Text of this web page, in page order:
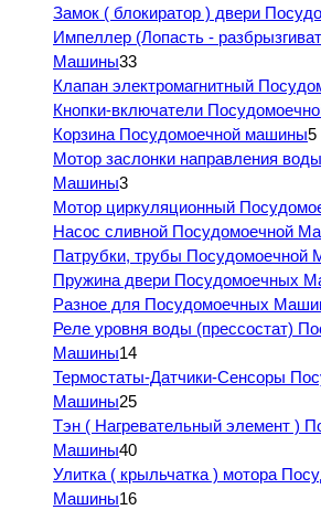
Замок ( блокиратор ) двери
Импеллер (Лопасть -
Машины33
Клапан электромагнитный
Кнопки-включатели
Корзина Посудомоечной машины5
Мотор заслонки направления
Машины3
Мотор циркуляционный
Насос сливной Посудомоечной
Патрубки, трубы Посудомоечной
Пружина двери Посудомоечных
Разное для Посудомоечных
Реле уровня воды (прессостат)
Машины14
Термостаты-Датчики-Сенсоры
Машины25
Тэн ( Нагревательный элемент )
Машины40
Улитка ( крыльчатка ) мотора
Машины16